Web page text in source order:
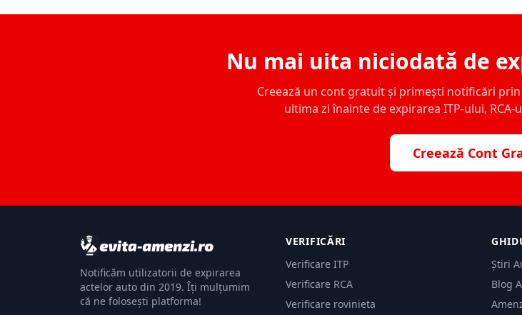
Nu mai uita niciodată de
Creează un cont gratuit și primești notificări prin
ultima zi înainte de expirarea ITP-ului, RCA-
Creează Cont
Notificăm utilizatorii de expirarea
actelor auto din 2019. Îți mulțumim
că ne folosești platforma!
VERIFICĂRI
Verificare ITP
Verificare RCA
Verificare rovinieta
Știri
Blog